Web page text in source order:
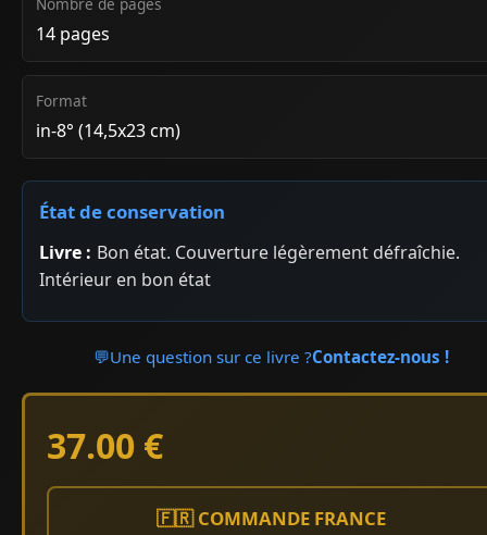
14 pages
Format
in-8° (14,5x23 cm)
État de conservation
Livre : Bon état. Couverture légèrement défraîchie.
Intérieur en bon état
💬Une question sur ce livre ?Contactez-nous !
37.00 €
🇫🇷 COMMANDE FRANCE